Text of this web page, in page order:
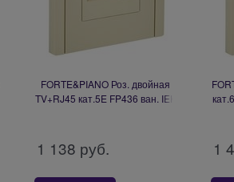
FORTE&PIANO Роз. двойная
TV+RJ45 кат.5E FP436 ван. IEK
1 138 руб. 1